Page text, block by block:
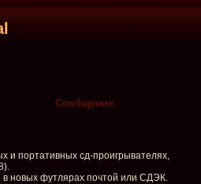
Сообщение
и портативных сд-проигрывателях,
в новых футлярах почтой или СДЭК.